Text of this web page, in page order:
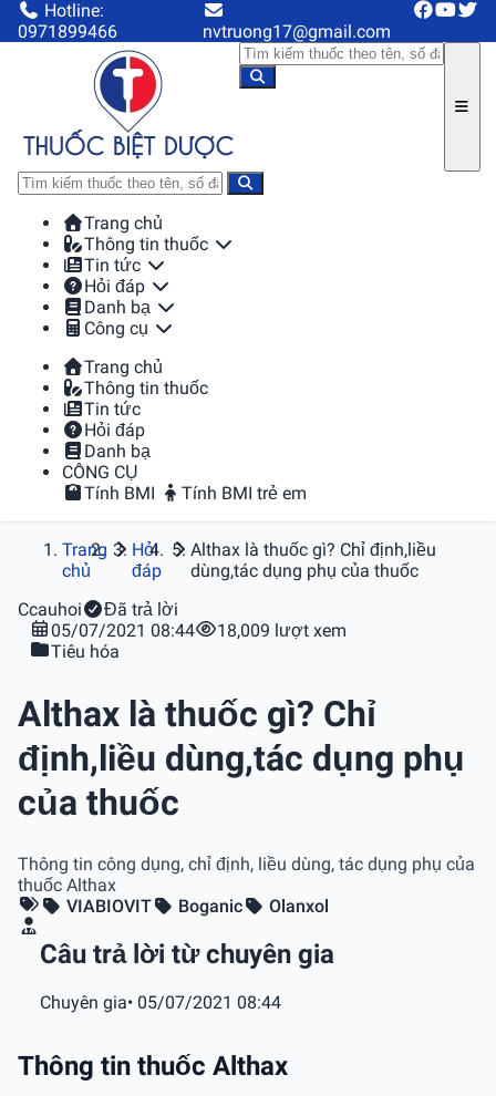
Hotline:
0971899466
nvtruong17@gmail.com
Trang chủ
Thông tin thuốc
Tin tức
Hỏi đáp
Danh bạ
Công cụ
Trang chủ
Thông tin thuốc
Tin tức
Hỏi đáp
Danh bạ
CÔNG CỤ
Tính BMI
Tính BMI trẻ em
Trang
chủ
Hỏi
đáp
Althax là thuốc gì? Chỉ định,liều
dùng,tác dụng phụ của thuốc
Ccauhoi
Đã trả lời
05/07/2021 08:44
18,009 lượt xem
Tiêu hóa
Althax là thuốc gì? Chỉ
định,liều dùng,tác dụng phụ
của thuốc
Thông tin công dụng, chỉ định, liều dùng, tác dụng phụ của
thuốc Althax
VIABIOVIT
Boganic Olanxol
Câu trả lời từ chuyên gia
Chuyên gia• 05/07/2021 08:44
Thông tin thuốc Althax